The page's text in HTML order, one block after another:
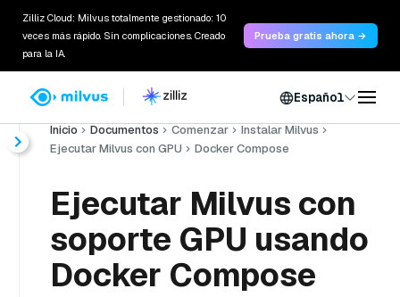
Zilliz Cloud: Milvus totalmente gestionado: 10
veces más rápido. Sin complicaciones. Creado
para la IA.
Prueba gratis ahora →
Español
Inicio Documentos Comenzar
Instalar Milvus
Ejecutar Milvus con GPU
Docker Compose
Ejecutar Milvus con
soporte GPU usando
Docker Compose